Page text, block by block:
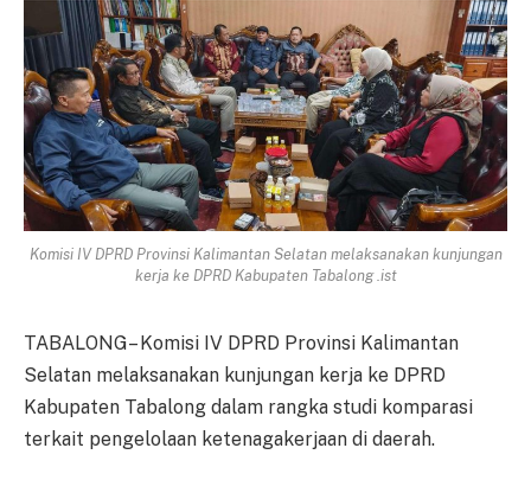
Komisi IV DPRD Provinsi Kalimantan Selatan melaksanakan kunjungan
kerja ke DPRD Kabupaten Tabalong .ist
TABALONG– Komisi IV DPRD Provinsi Kalimantan
Selatan melaksanakan kunjungan kerja ke DPRD
Kabupaten Tabalong dalam rangka studi komparasi
terkait pengelolaan ketenagakerjaan di daerah.